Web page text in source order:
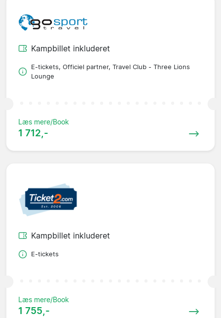
Kampbillet inkluderet
E-tickets, Officiel partner, Travel Club - Three Lions
Lounge
Læs mere/Book
1 712,-
Kampbillet inkluderet
E-tickets
Læs mere/Book
1 755,-